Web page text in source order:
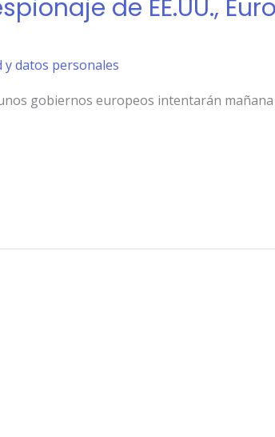
de EE.UU.,
y datos personales
gobiernos europeos intentarán